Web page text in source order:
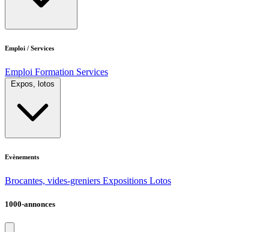
Emploi / Services
Emploi Formation Services
Expos, lotos
Evènements
Brocantes, vides-greniers Expositions Lotos
1000-annonces